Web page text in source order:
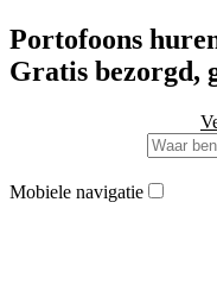
Portofoons
Gratis bezorgd,
Mobiele navigatie